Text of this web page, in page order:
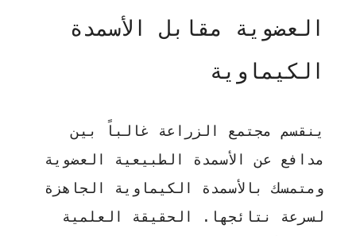
العضوية مقابل الأسمدة
الكيماوية
ينقسم مجتمع الزراعة غالباً بين
مدافع عن الأسمدة الطبيعية العضوية
ومتمسك بالأسمدة الكيماوية الجاهزة
لسرعة نتائجها. الحقيقة العلمية